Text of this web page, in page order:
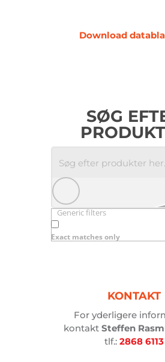
Download
SØG
Generic filters
Exact matches only
KONTAKT
For yderligere
kontakt Steffen
tlf.:2868 6113